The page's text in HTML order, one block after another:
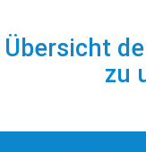
Übersicht
zu